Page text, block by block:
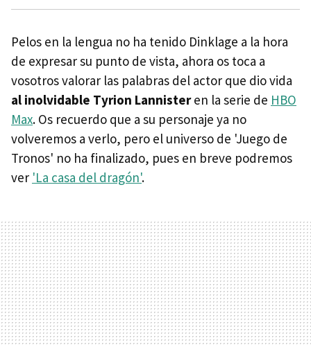
Pelos en la lengua no ha tenido Dinklage a la hora
de expresar su punto de vista, ahora os toca a
vosotros valorar las palabras del actor que dio vida
al inolvidable Tyrion Lannisteren la serie de HBO
Max. Os recuerdo que a su personaje ya no
volveremos a verlo, pero el universo de 'Juego de
Tronos' no ha finalizado, pues en breve podremos
ver 'La casa del dragón'.